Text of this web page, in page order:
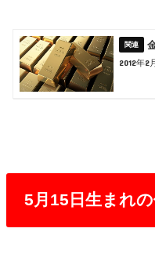
2012年2
5月15日生まれ